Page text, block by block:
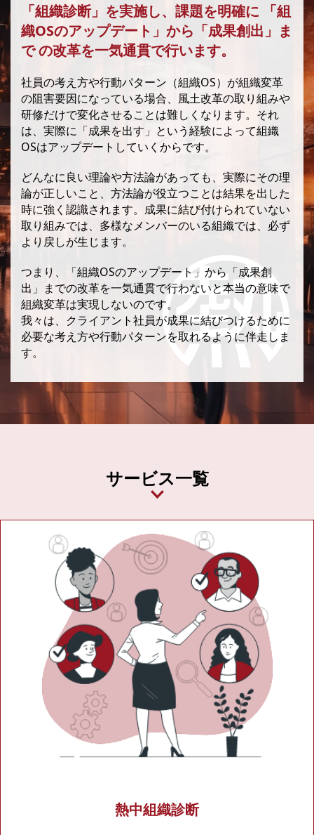
「組織診断」を実施し、課題を明確に 「組
織OSのアップデート」から「成果創出」ま
での改革を一気通貫で行います。
社員の考え方や行動パターン（組織OS）が組織変革
の阻害要因になっている場合、風土改革の取り組みや
研修だけで変化させることは難しくなります。それ
は、実際に「成果を出す」という経験によって組織
OSはアップデートしていくからです。
どんなに良い理論や方法論があっても、実際にその理
論が正しいこと、方法論が役立つことは結果を出した
時に強く認識されます。成果に結び付けられていない
取り組みでは、多様なメンバーのいる組織では、必ず
より戻しが生じます。
つまり、「組織OSのアップデート」から「成果創
出」までの改革を一気通貫で行わないと本当の意味で
組織変革は実現しないのです。
我々は、クライアント社員が成果に結びつけるために
必要な考え方や行動パターンを取れるように伴走しま
す。
サービス一覧
熱中組織診断